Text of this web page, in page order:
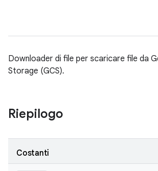
Downloader di file per scaricare file da
Storage (GCS).
Riepilogo
Costanti